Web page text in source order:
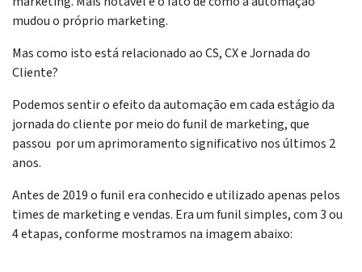
mudou o próprio marketing.
Mas como isto está relacionado ao CS, CX e Jornada do
Cliente?
Podemos sentir o efeito da automação em cada estágio da
jornada do cliente por meio do funil de marketing, que
passou por um aprimoramento significativo nos últimos 2
anos.
Antes de 2019 o funil era conhecido e utilizado apenas pelos
times de marketing e vendas. Era um funil simples, com 3 ou
4 etapas, conforme mostramos na imagem abaixo: